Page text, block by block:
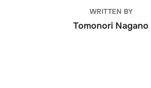
WRITTEN BY
Tomonori Nagano